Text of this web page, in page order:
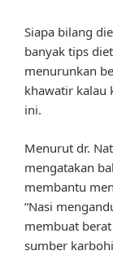
Siapa bilang
banyak tips
menurunkan
khawatir kalau
ini.
Menurut dr.
mengatakan
membantu
“Nasi
membuat
sumber